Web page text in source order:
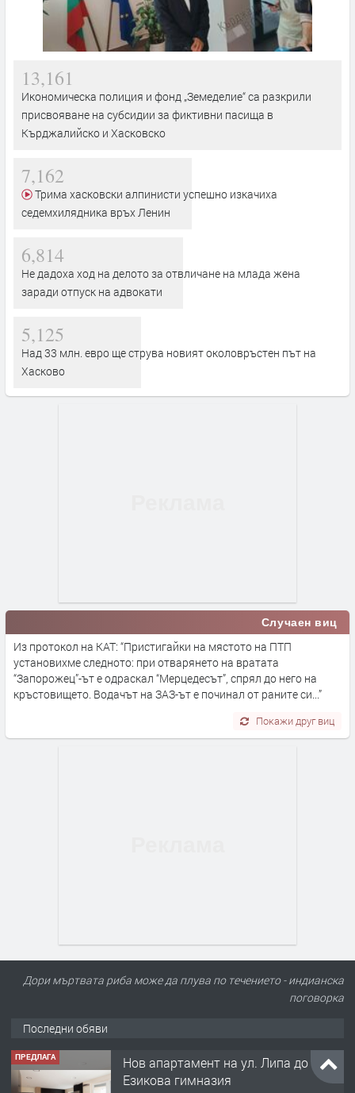
13,161
Икономическа полиция и фонд „Земеделие“ са разкрили
присвояване на субсидии за фиктивни пасища в
Кърджалийско и Хасковско
7,162
седемхилядника връх Ленин
6,814
Не дадоха ход на делото за отвличане на млада жена
заради отпуск на адвокати
5,125
Над 33 млн. евро ще струва новият околовръстен път на
Хасково
Случаен виц
Из протокол на КАТ: “Пристигайки на мястото на ПТП
установихме следното: при отварянето на вратата
“Запорожец”-ът е одраскал “Мерцедесът”, спрял до него на
кръстовището. Водачът на ЗАЗ-ът е починал от раните си...”
Покажи друг виц
Дори мъртвата риба може да плува по течението - индианска
поговорка
Последни обяви
ПРЕДЛАГА
Нов апартамент на ул. Липа до
Езикова гимназия